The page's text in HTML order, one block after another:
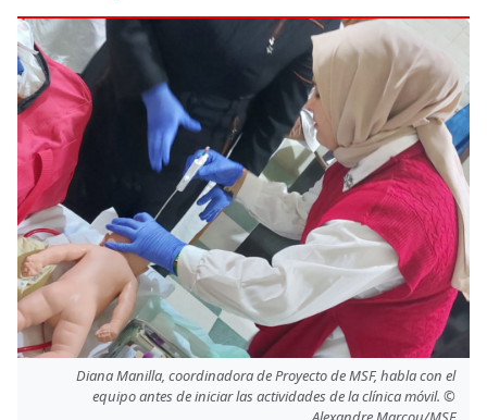
Diana Manilla, coordinadora de Proyecto de MSF, habla con el
equipo antes de iniciar las actividades de la clínica móvil. ©